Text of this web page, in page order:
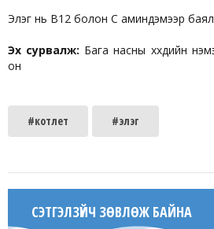
Элэг нь В12 болон С аминдэмээр
Эх сурвалж: Бага насны хүүхдийн
он
#котлет #элэг
СЭТГЭЛЗҮЙЧ ЗӨВЛӨЖ БАЙНА